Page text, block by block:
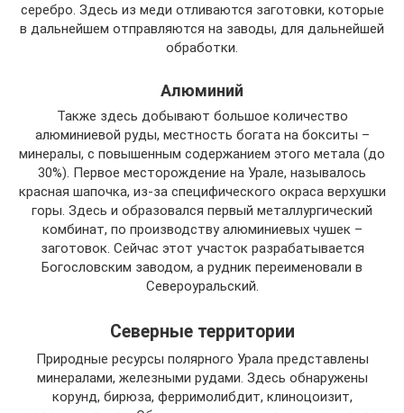
серебро. Здесь из меди отливаются заготовки, которые
в дальнейшем отправляются на заводы, для дальнейшей
обработки.
Алюминий
Также здесь добывают большое количество
алюминиевой руды, местность богата на бокситы –
минералы, с повышенным содержанием этого метала (до
30%). Первое месторождение на Урале, называлось
красная шапочка, из-за специфического окраса верхушки
горы. Здесь и образовался первый металлургический
комбинат, по производству алюминиевых чушек –
заготовок. Сейчас этот участок разрабатывается
Богословским заводом, а рудник переименовали в
Североуральский.
Северные территории
Природные ресурсы полярного Урала представлены
минералами, железными рудами. Здесь обнаружены
корунд, бирюза, ферримолибдит, клиноцоизит,